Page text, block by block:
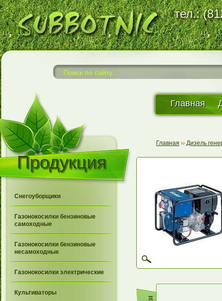
тел.:
Главная
Продукция
Снегоуборщики
Газонокосилки бензиновые
самоходные
Газонокосилки бензиновые
несамоходные
Газонокосилки электрические
Культиваторы
Главная ›› Дизель